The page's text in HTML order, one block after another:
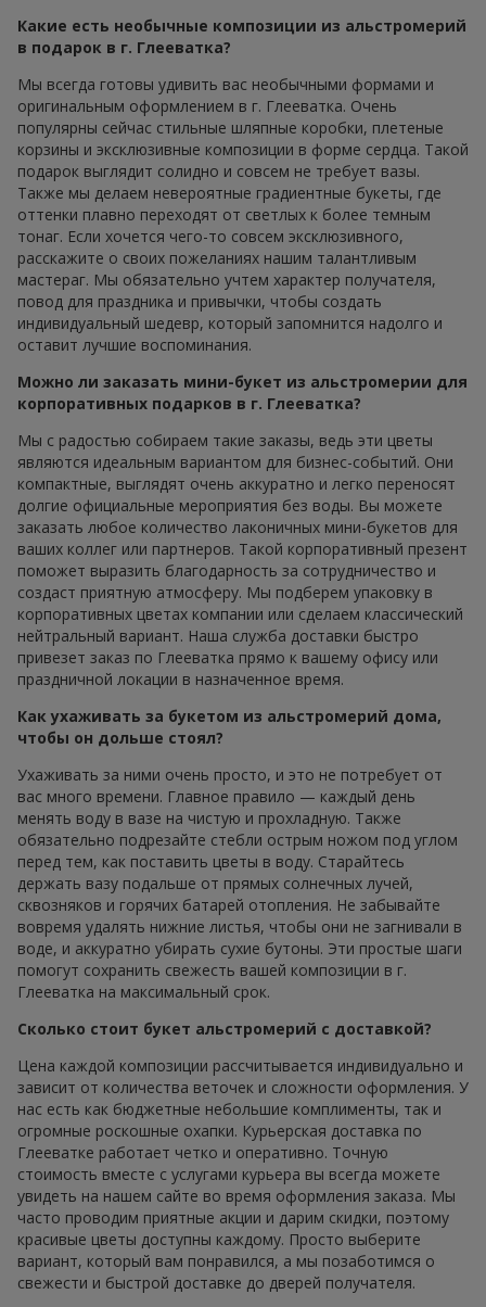
Какие есть необычные композиции из альстромерий
в подарок в г. Глееватка?
Мы всегда готовы удивить вас необычными формами и
оригинальным оформлением в г. Глееватка. Очень
популярны сейчас стильные шляпные коробки, плетеные
корзины и эксклюзивные композиции в форме сердца. Такой
подарок выглядит солидно и совсем не требует вазы.
Также мы делаем невероятные градиентные букеты, где
оттенки плавно переходят от светлых к более темным
тонаг. Если хочется чего-то совсем эксклюзивного,
расскажите о своих пожеланиях нашим талантливым
мастераг. Мы обязательно учтем характер получателя,
повод для праздника и привычки, чтобы создать
индивидуальный шедевр, который запомнится надолго и
оставит лучшие воспоминания.
Можно ли заказать мини-букет из альстромерии для
корпоративных подарков в г. Глееватка?
Мы с радостью собираем такие заказы, ведь эти цветы
являются идеальным вариантом для бизнес-событий. Они
компактные, выглядят очень аккуратно и легко переносят
долгие официальные мероприятия без воды. Вы можете
заказать любое количество лаконичных мини-букетов для
ваших коллег или партнеров. Такой корпоративный презент
поможет выразить благодарность за сотрудничество и
создаст приятную атмосферу. Мы подберем упаковку в
корпоративных цветах компании или сделаем классический
нейтральный вариант. Наша служба доставки быстро
привезет заказ по Глееватка прямо к вашему офису или
праздничной локации в назначенное время.
Как ухаживать за букетом из альстромерий дома,
чтобы он дольше стоял?
Ухаживать за ними очень просто, и это не потребует от
вас много времени. Главное правило — каждый день
менять воду в вазе на чистую и прохладную. Также
обязательно подрезайте стебли острым ножом под углом
перед тем, как поставить цветы в воду. Старайтесь
держать вазу подальше от прямых солнечных лучей,
сквозняков и горячих батарей отопления. Не забывайте
вовремя удалять нижние листья, чтобы они не загнивали в
воде, и аккуратно убирать сухие бутоны. Эти простые шаги
помогут сохранить свежесть вашей композиции в г.
Глееватка на максимальный срок.
Сколько стоит букет альстромерий с доставкой?
Цена каждой композиции рассчитывается индивидуально и
зависит от количества веточек и сложности оформления. У
нас есть как бюджетные небольшие комплименты, так и
огромные роскошные охапки. Курьерская доставка по
Глееватке работает четко и оперативно. Точную
стоимость вместе с услугами курьера вы всегда можете
увидеть на нашем сайте во время оформления заказа. Мы
часто проводим приятные акции и дарим скидки, поэтому
красивые цветы доступны каждому. Просто выберите
вариант, который вам понравился, а мы позаботимся о
свежести и быстрой доставке до дверей получателя.